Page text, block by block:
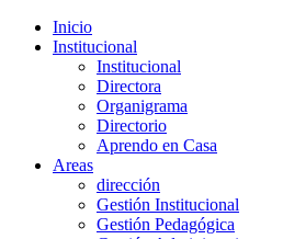
Inicio
Institucional
Institucional
Directora
Organigrama
Directorio
Aprendo en Casa
Areas
dirección
Gestión Institucional
Gestión Pedagógica